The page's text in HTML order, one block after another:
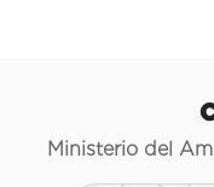
Ministerio del